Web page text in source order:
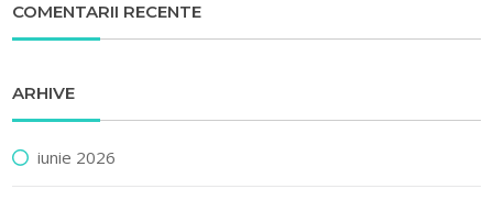
COMENTARII RECENTE
ARHIVE
iunie 2026